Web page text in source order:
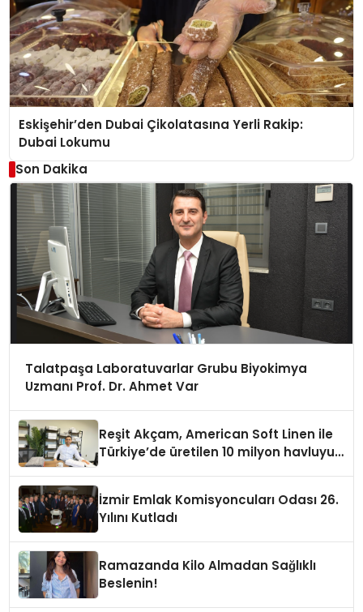
Eskişehir’den Dubai Çikolatasına Yerli Rakip:
Dubai Lokumu
Son Dakika
Talatpaşa Laboratuvarlar Grubu Biyokimya
Uzmanı Prof. Dr. Ahmet Var
Reşit Akçam, American Soft Linen ile
Türkiye’de üretilen 10 milyon havluyu
İzmir Emlak Komisyoncuları Odası 26.
Yılını Kutladı
Ramazanda Kilo Almadan Sağlıklı
Beslenin!